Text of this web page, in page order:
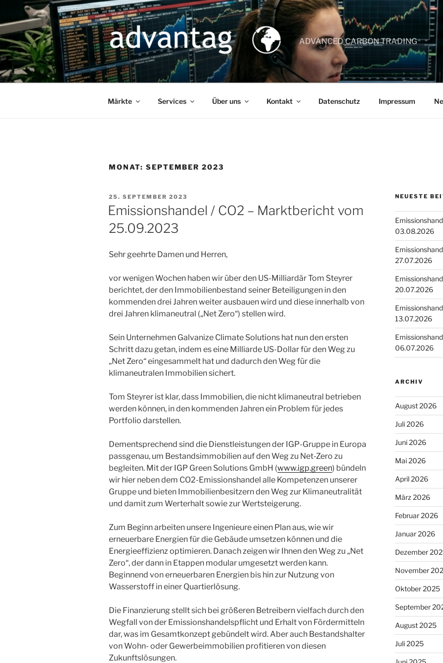
springen
ADVANCED CARBON TRADING
Märkte Services Über uns Kontakt Datenschutz Impressum
MONAT: SEPTEMBER 2023
VERÖFFENTLICHT
AM
25. SEPTEMBER 2023
Emissionshandel / CO2 – Marktbericht vom
25.09.2023
Sehr geehrte Damen und Herren,
vor wenigen Wochen haben wir über den US-Milliardär Tom Steyrer
berichtet, der den Immobilienbestand seiner Beteiligungen in den
kommenden drei Jahren weiter ausbauen wird und diese innerhalb von
drei Jahren klimaneutral („Net Zero“) stellen wird.
Sein Unternehmen Galvanize Climate Solutions hat nun den ersten
Schritt dazu getan, indem es eine Milliarde US-Dollar für den Weg zu
„Net Zero“ eingesammelt hat und dadurch den Weg für die
klimaneutralen Immobilien sichert.
Tom Steyrer ist klar, dass Immobilien, die nicht klimaneutral betrieben
werden können, in den kommenden Jahren ein Problem für jedes
Portfolio darstellen.
Dementsprechend sind die Dienstleistungen der IGP-Gruppe in Europa
passgenau, um Bestandsimmobilien auf den Weg zu Net-Zero zu
begleiten. Mit der IGP Green Solutions GmbH (www.igp.green) bündeln
wir hier neben dem CO2-Emissionshandel alle Kompetenzen unserer
Gruppe und bieten Immobilienbesitzern den Weg zur Klimaneutralität
und damit zum Werterhalt sowie zur Wertsteigerung.
Zum Beginn arbeiten unsere Ingenieure einen Plan aus, wie wir
erneuerbare Energien für die Gebäude umsetzen können und die
Energieeffizienz optimieren. Danach zeigen wir Ihnen den Weg zu „Net
Zero“, der dann in Etappen modular umgesetzt werden kann.
Beginnend von erneuerbaren Energien bis hin zur Nutzung von
Wasserstoff in einer Quartierlösung.
Die Finanzierung stellt sich bei größeren Betreibern vielfach durch den
Wegfall von der Emissionshandelspflicht und Erhalt von Fördermitteln
dar, was im Gesamtkonzept gebündelt wird. Aber auch Bestandshalter
von Wohn- oder Gewerbeimmobilien profitieren von diesen
Zukunftslösungen.
NEUESTE
03.08.2026
27.07.2026
20.07.2026
13.07.2026
06.07.2026
ARCHIV
August 2026
Juli 2026
Juni 2026
Mai 2026
April 2026
März 2026
Februar 2026
Januar 2026
Dezember
November
Oktober 2025
September
August 2025
Juli 2025